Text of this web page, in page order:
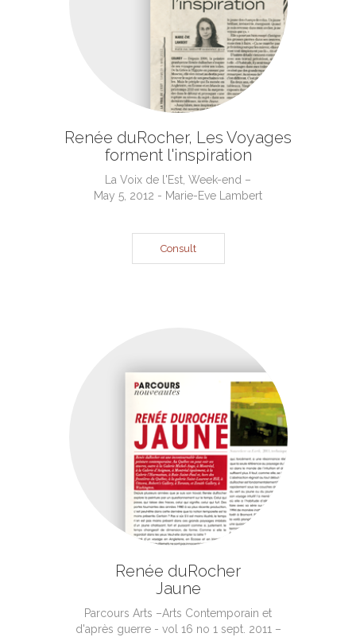
Renée duRocher, Les Voyages
forment l'inspiration
La Voix de l'Est, Week-end –
May 5, 2012 - Marie-Eve Lambert
Consult
Renée duRocher
Jaune
Parcours Arts –Arts Contemporain et
d'après guerre - vol 16 no 1 sept. 2011 –